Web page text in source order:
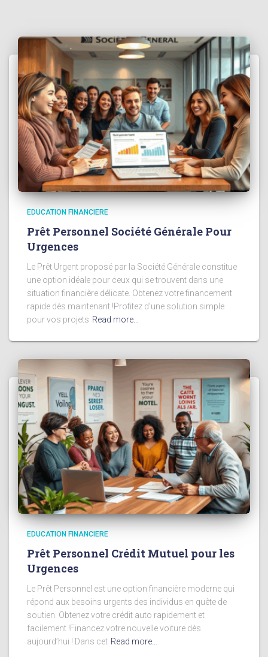
EDUCATION FINANCIERE
Prêt Personnel Société Générale Pour
Urgences
Le Prêt Urgent proposé par la Société Générale constitue
une option idéale pour ceux qui se trouvent dans une
situation financière délicate. Obtenez votre financement
rapide dès maintenant !Profitez d’une solution simple
pour vos projets Read more…
EDUCATION FINANCIERE
Prêt Personnel Crédit Mutuel pour les
Urgences
Le Prêt Personnel est une option financière moderne qui
répond aux besoins urgents des individus en quête de
soutien. Obtenez votre crédit auto rapidement et
facilement !Financez votre nouvelle voiture dès
aujourd’hui ! Dans cet Read more…